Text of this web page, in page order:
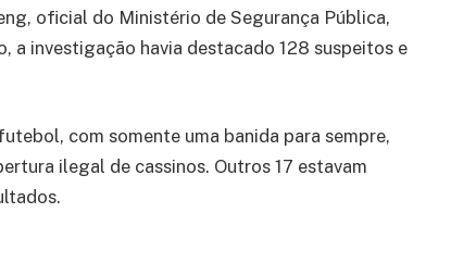
oficial do Ministério de Segurança Pública,
a investigação havia destacado 128 suspeitos e
com somente uma banida para sempre,
ilegal de cassinos. Outros 17 estavam